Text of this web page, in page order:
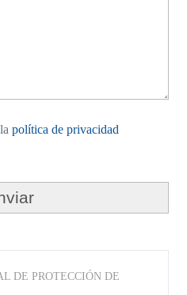
lapolítica de privacidad
DE PROTECCIÓN DE